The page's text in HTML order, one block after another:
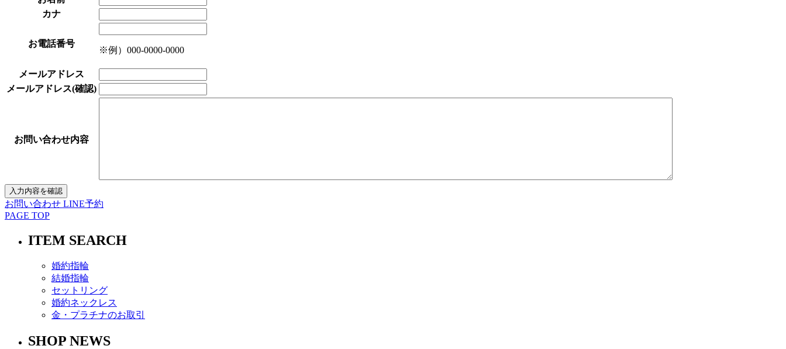
カナ
お電話番号
※例）000-0000-0000
メールアドレス
メールアドレス(確認)
お問い合わせ内容
お問い合わせ LINE予約
PAGE TOP
ITEM SEARCH
婚約指輪
結婚指輪
セットリング
婚約ネックレス
金・プラチナのお取引
SHOP NEWS